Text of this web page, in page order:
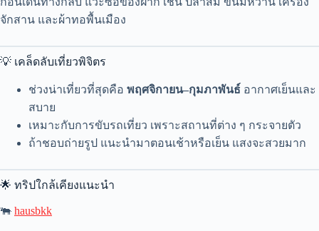
จักสาน และผ้าทอพื้นเมือง
💡 เคล็ดลับเที่ยวพิจิตร
ช่วงน่าเที่ยวที่สุดคือ พฤศจิกายน–กุมภาพันธ์ อากาศเย็นและ
สบาย
เหมาะกับการขับรถเที่ยว เพราะสถานที่ต่าง ๆ กระจายตัว
ถ้าชอบถ่ายรูป แนะนำมาตอนเช้าหรือเย็น แสงจะสวยมาก
🌟 ทริปใกล้เคียงแนะนำ
🐃 hausbkk